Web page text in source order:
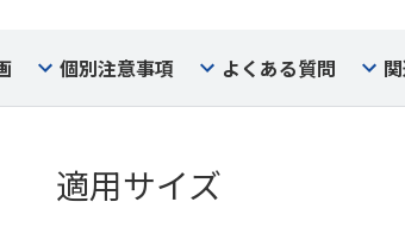
個別注意事項 よくある質問
適用サイズ